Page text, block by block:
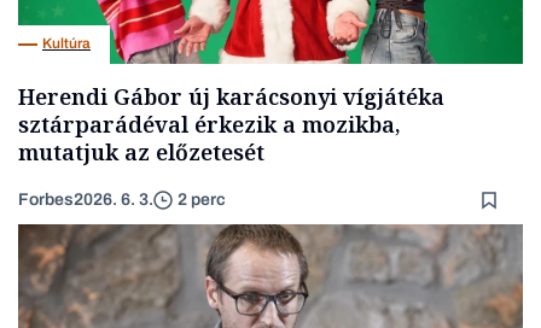
Kultúra
Herendi Gábor új karácsonyi vígjátéka
sztárparádéval érkezik a mozikba,
mutatjuk az előzetesét
Forbes2026. 6. 3. 2 perc